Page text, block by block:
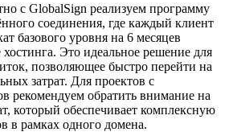
с GlobalSign реализуем программу
соединения, где каждый клиент
базового уровня на 6 месяцев
Это идеальное решение для
позволяющее быстро перейти на
затрат. Для проектов с
рекомендуем обратить внимание на
который обеспечивает комплексную
в рамках одного домена.